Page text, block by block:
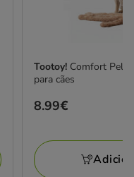
Tootoy! Comfort
para cães
Preço
8.99€